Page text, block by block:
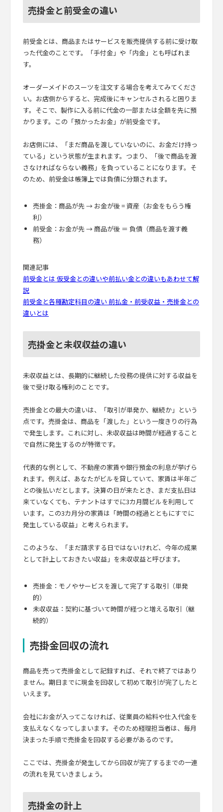
売掛金と前受金の違い
前受金とは、商品またはサービスを販売提供する前に受け取
った代金のことです。「手付金」や「内金」とも呼ばれま
す。
オーダーメイドのスーツを注文する場合を考えてみてくださ
い。お店側からすると、完成後にキャンセルされると困りま
す。そこで、製作に入る前に代金の一部または全額を先に預
かります。この「預かったお金」が前受金です。
お店側には、「まだ商品を渡していないのに、お金だけ持っ
ている」という状態が生まれます。つまり、「後で商品を渡
さなければならない義務」を負っていることになります。そ
のため、前受金は帳簿上では負債に分類されます。
売掛金：商品が先 → お金が後 = 資産（お金をもらう権
利）
前受金：お金が先 → 商品が後 ＝ 負債（商品を渡す義
務）
関連記事
前受金とは 仮受金との違いや前払い金との違いもあわせて解
説
前受金と各種勘定科目の違い 前払金・前受収益・売掛金との
違いとは
売掛金と未収収益の違い
未収収益とは、長期的に継続した役務の提供に対する収益を
後で受け取る権利のことです。
売掛金との最大の違いは、「取引が単発か、継続か」という
点です。売掛金は、商品を「渡した」という一度きりの行為
で発生します。これに対し、未収収益は時間が経過すること
で自然に発生するのが特徴です。
代表的な例として、不動産の家賃や銀行預金の利息が挙げら
れます。例えば、あなたがビルを貸していて、家賃は半年ご
との後払いだとします。決算の日が来たとき、まだ支払日は
来ていなくても、テナントはすでに3カ月間ビルを利用して
います。この3カ月分の家賃は「時間の経過とともにすでに
発生している収益」と考えられます。
このような、「まだ請求する日ではないけれど、今年の成果
として計上しておきたい収益」を未収収益と呼びます。
売掛金：モノやサービスを渡して完了する取引（単発
的）
未収収益：契約に基づいて時間が経つと増える取引（継
続的）
売掛金回収の流れ
商品を売って売掛金として記録すれば、それで終了ではあり
ません。期日までに現金を回収して初めて取引が完了したと
いえます。
会社にお金が入ってこなければ、従業員の給料や仕入代金を
支払えなくなってしまいます。そのため経理担当者は、毎月
決まった手順で売掛金を回収する必要があるのです。
ここでは、売掛金が発生してから回収が完了するまでの一連
の流れを見ていきましょう。
売掛金の計上